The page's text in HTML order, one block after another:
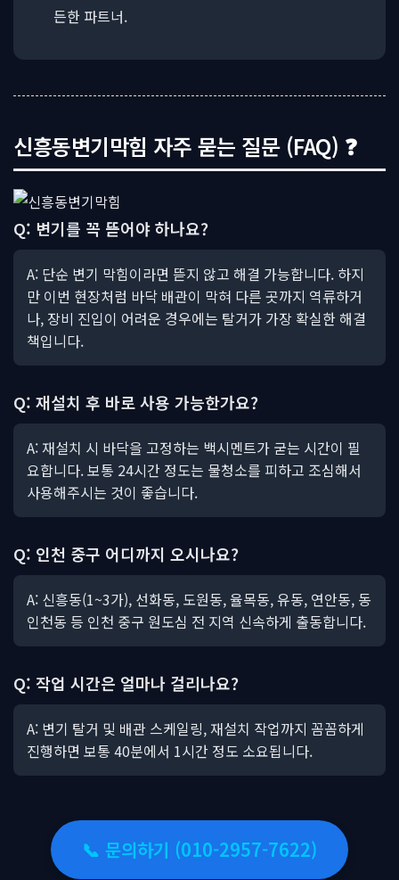
든한 파트너.
신흥동변기막힘 자주 묻는 질문 (FAQ) ❓
Q: 변기를 꼭 뜯어야 하나요?
A: 단순 변기 막힘이라면 뜯지 않고 해결 가능합니다. 하지
만 이번 현장처럼 바닥 배관이 막혀 다른 곳까지 역류하거
나, 장비 진입이 어려운 경우에는 탈거가 가장 확실한 해결
책입니다.
Q: 재설치 후 바로 사용 가능한가요?
A: 재설치 시 바닥을 고정하는 백시멘트가 굳는 시간이 필
요합니다. 보통 24시간 정도는 물청소를 피하고 조심해서
사용해주시는 것이 좋습니다.
Q: 인천 중구 어디까지 오시나요?
A: 신흥동(1~3가), 선화동, 도원동, 율목동, 유동, 연안동, 동
인천동 등 인천 중구 원도심 전 지역 신속하게 출동합니다.
Q: 작업 시간은 얼마나 걸리나요?
A: 변기 탈거 및 배관 스케일링, 재설치 작업까지 꼼꼼하게
진행하면 보통 40분에서 1시간 정도 소요됩니다.
📞 문의하기 (010-2957-7622)